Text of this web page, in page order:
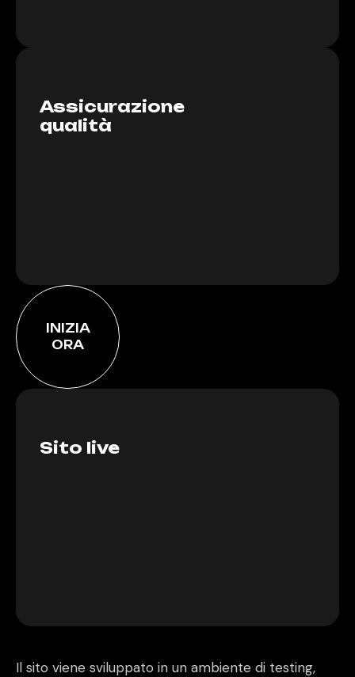
Assicurazione
qualità
INIZIA
ORA
Sito live
Il sito viene sviluppato in un ambiente di testing,